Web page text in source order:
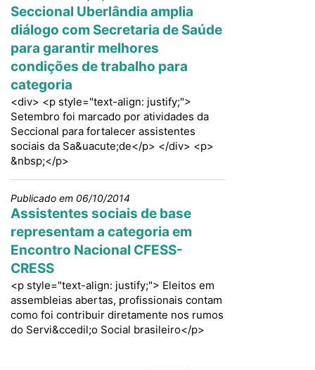
Seccional Uberlândia amplia
diálogo com Secretaria de Saúde
para garantir melhores
condições de trabalho para
categoria
<div> <p style="text-align: justify;">
Setembro foi marcado por atividades da
Seccional para fortalecer assistentes
sociais da Sa&uacute;de</p> </div> <p>
&nbsp;</p>
Publicado em 06/10/2014
Assistentes sociais de base
representam a categoria em
Encontro Nacional CFESS-
CRESS
<p style="text-align: justify;"> Eleitos em
assembleias abertas, profissionais contam
como foi contribuir diretamente nos rumos
do Servi&ccedil;o Social brasileiro</p>